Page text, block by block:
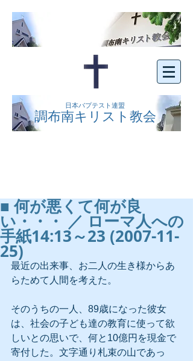
日本バプテスト連盟
調布南キリスト教会
■ 何が悪くて何が良
い・・・ ／ ローマ人への
手紙14:13～23 (2007-11-
25)
最近の出来事、お二人の生き様からあ
らためて人間を考えた。
そのうちの一人、89歳になった彼女
は、社会の子ども達の教育に使って欲
しいとの思いで、何と10億円を現金で
寄付した。文字通り札束の山であっ